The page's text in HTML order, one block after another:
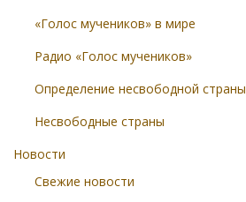
«Голос мучеников» в мире
Радио «Голос мучеников»
Определение несвободной страны
Несвободные страны
Новости
Свежие новости